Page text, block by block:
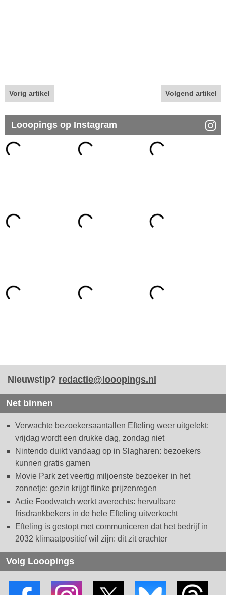
Vorig artikel Volgend artikel
Looopings op Instagram
Nieuwstip? redactie@looopings.nl
Net binnen
Verwachte bezoekersaantallen Efteling weer uitgelekt:
vrijdag wordt een drukke dag, zondag niet
Nintendo duikt vandaag op in Slagharen: bezoekers
kunnen gratis gamen
Movie Park zet veertig miljoenste bezoeker in het
zonnetje: gezin krijgt flinke prijzenregen
Actie Foodwatch werkt averechts: hervulbare
frisdrankbekers in de hele Efteling uitverkocht
Efteling is gestopt met communiceren dat het bedrijf in
2032 klimaatpositief wil zijn: dit zit erachter
Volg Looopings